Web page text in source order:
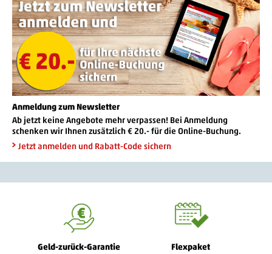
Anmeldung zum Newsletter
Ab jetzt keine Angebote mehr verpassen! Bei Anmeldung
schenken wir Ihnen zusätzlich € 20.- für die Online-Buchung.
Jetzt anmelden und Rabatt-Code sichern
Geld-zurück-Garantie Flexpaket